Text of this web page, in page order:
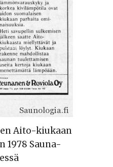
Aito-kiukaan
1978 Sauna-